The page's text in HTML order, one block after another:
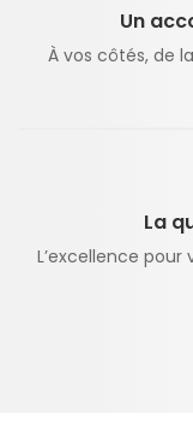
Un
À vos côtés, de
La
L’excellence